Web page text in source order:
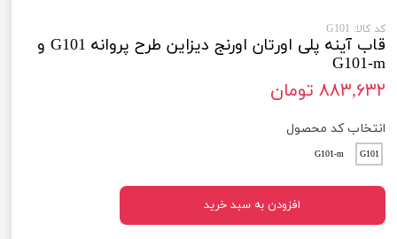
قاب آینه پلی اورتان اورنج دیزاین طرح پروانه G101 و
G101-m
کد کالا: G101
۸۸۳,۶۳۲ تومان
انتخاب کد محصول
G101
G101-m
افزودن به سبد خرید